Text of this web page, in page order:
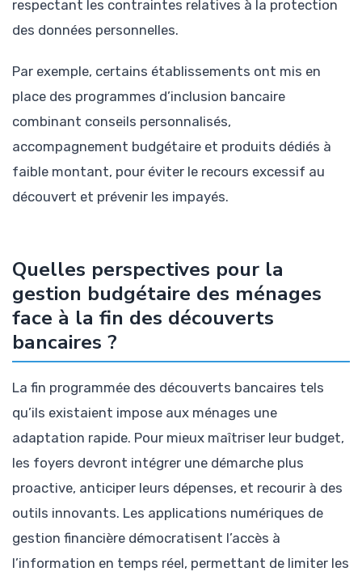
respectant les contraintes relatives à la protection
des données personnelles.
Par exemple, certains établissements ont mis en
place des programmes d’inclusion bancaire
combinant conseils personnalisés,
accompagnement budgétaire et produits dédiés à
faible montant, pour éviter le recours excessif au
découvert et prévenir les impayés.
Quelles perspectives pour la
gestion budgétaire des ménages
face à la fin des découverts
bancaires ?
La fin programmée des découverts bancaires tels
qu’ils existaient impose aux ménages une
adaptation rapide. Pour mieux maîtriser leur budget,
les foyers devront intégrer une démarche plus
proactive, anticiper leurs dépenses, et recourir à des
outils innovants. Les applications numériques de
gestion financière démocratisent l’accès à
l’information en temps réel, permettant de limiter les